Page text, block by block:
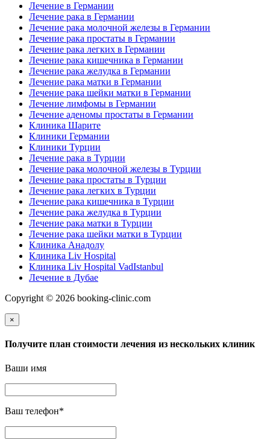
Лечение в Германии
Лечение рака в Германии
Лечение рака молочной железы в Германии
Лечение рака простаты в Германии
Лечение рака легких в Германии
Лечение рака кишечника в Германии
Лечение рака желудка в Германии
Лечение рака матки в Германии
Лечение рака шейки матки в Германии
Лечение лимфомы в Германии
Лечение аденомы простаты в Германии
Клиника Шарите
Клиники Германии
Клиники Турции
Лечение рака в Турции
Лечение рака молочной железы в Турции
Лечение рака простаты в Турции
Лечение рака легких в Турции
Лечение рака кишечника в Турции
Лечение рака желудка в Турции
Лечение рака матки в Турции
Лечение рака шейки матки в Турции
Клиника Анадолу
Клиника Liv Hospital
Клиника Liv Hospital VadIstanbul
Лечение в Дубае
Copyright © 2026 booking-clinic.com
×
Получите план стоимости лечения из нескольких клиник
Ваши имя
Ваш телефон*